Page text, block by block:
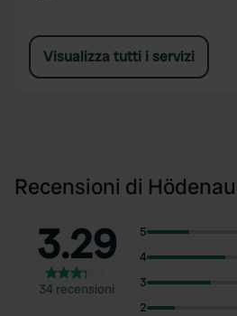
Visualizza tutti i servizi
Recensioni di
3.29
34 recensioni
5
4
3
2